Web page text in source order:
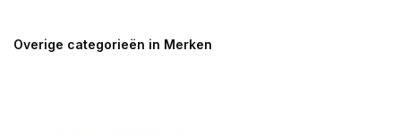
Overige categorieën in Merken